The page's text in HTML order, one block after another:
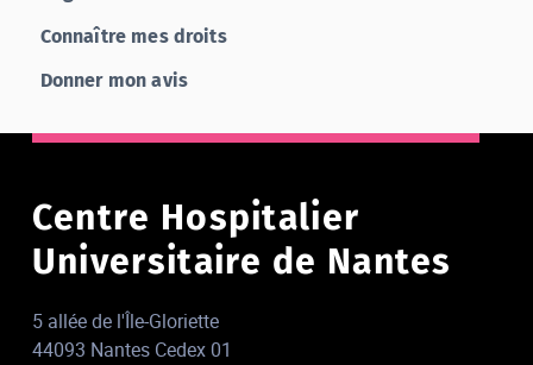
Connaître mes droits
Donner mon avis
Centre Hospitalier
Universitaire de Nantes
5 allée de l'Île-Gloriette
44093 Nantes Cedex 01